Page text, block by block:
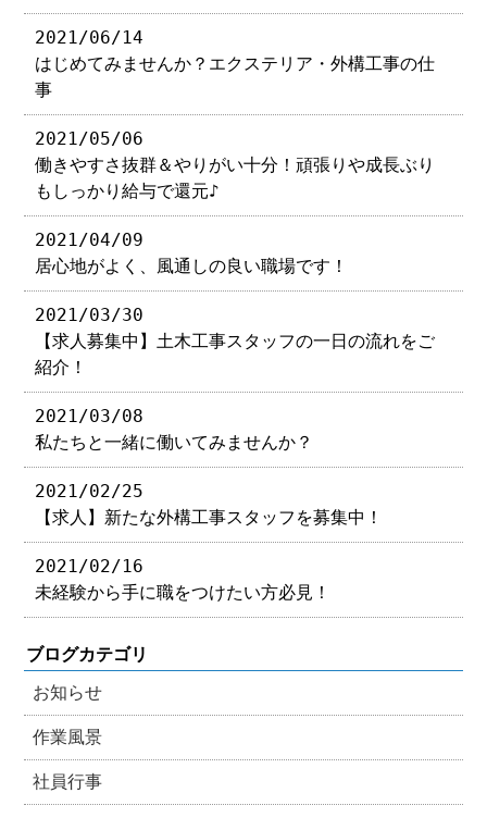
2021/06/14
はじめてみませんか？エクステリア・外構工事の仕
事
2021/05/06
働きやすさ抜群＆やりがい十分！頑張りや成長ぶり
もしっかり給与で還元♪
2021/04/09
居心地がよく、風通しの良い職場です！
2021/03/30
【求人募集中】土木工事スタッフの一日の流れをご
紹介！
2021/03/08
私たちと一緒に働いてみませんか？
2021/02/25
【求人】新たな外構工事スタッフを募集中！
2021/02/16
未経験から手に職をつけたい方必見！
ブログカテゴリ
お知らせ
作業風景
社員行事